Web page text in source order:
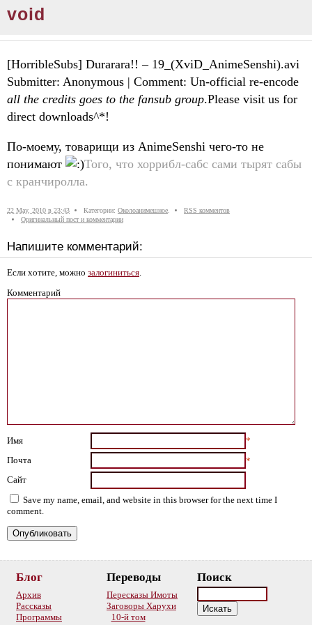
void
[HorribleSubs] Durarara!! – 19_(XviD_AnimeSenshi).avi
Submitter: Anonymous | Comment: Un-official re-encode
all the credits goes to the fansub group.Please visit us for
direct downloads^*!
По-моему, товарищи из AnimeSenshi чего-то не
понимают
Того, что хоррибл-сабс сами тырят сабы
с кранчиролла.
22 May, 2010 в 23:43 Категории: Околоанимешное.
RSS комментов
Оригинальный пост и комментарии
Напишите комментарий:
Если хотите, можно залогиниться.
Комментарий
Имя
*
Почта
*
Сайт
Save my name, email, and website in this browser for the next time I
comment.
Блог
Архив
Рассказы
Программы
Переводы
Пересказы Имоты
Заговоры Харухи
10-й том
Поиск